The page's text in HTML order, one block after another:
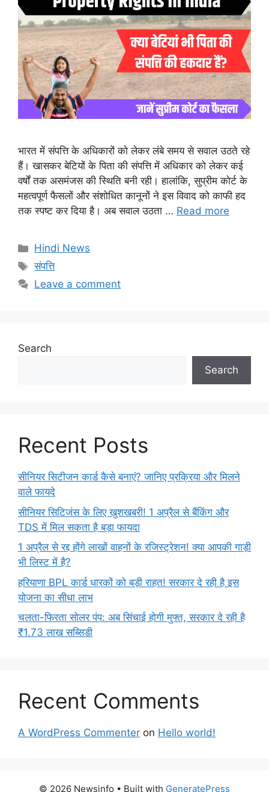
भारत में संपत्ति के अधिकारों को लेकर लंबे समय से सवाल उठते रहे
हैं। खासकर बेटियों के पिता की संपत्ति में अधिकार को लेकर कई
वर्षों तक असमंजस की स्थिति बनी रही। हालांकि, सुप्रीम कोर्ट के
महत्वपूर्ण फैसलों और संशोधित कानूनों ने इस विवाद को काफी हद
तक स्पष्ट कर दिया है। अब सवाल उठता … Read more
Categories
Hindi News
Tags
संपत्ति
Leave a comment
Search
Search
Recent Posts
सीनियर सिटीजन कार्ड कैसे बनाएं? जानिए प्रक्रिया और मिलने
वाले फायदे
सीनियर सिटिजंस के लिए खुशखबरी! 1 अप्रैल से बैंकिंग और
TDS में मिल सकता है बड़ा फायदा
1 अप्रैल से रद्द होंगे लाखों वाहनों के रजिस्ट्रेशन! क्या आपकी गाड़ी
भी लिस्ट में है?
हरियाणा BPL कार्ड धारकों को बड़ी राहत! सरकार दे रही है इस
योजना का सीधा लाभ
चलता-फिरता सोलर पंप: अब सिंचाई होगी मुफ्त, सरकार दे रही है
₹1.73 लाख सब्सिडी
Recent Comments
A WordPress Commenter on Hello world!
© 2026 Newsinfo • Built with GeneratePress